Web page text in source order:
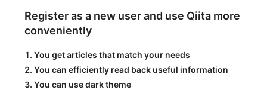
Register as a new user and use Qiita more
conveniently
You get articles that match your needs
You can efficiently read back useful information
You can use dark theme